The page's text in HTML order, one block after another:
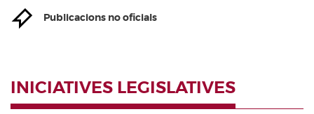
Publicacions no oficials
INICIATIVES LEGISLATIVES